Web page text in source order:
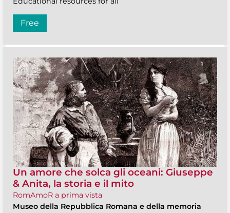
Free
Un amore che solca gli oceani: Giuseppe
& Anita, la storia e il mito
RomAmoR a prima vista
Museo della Repubblica Romana e della memoria